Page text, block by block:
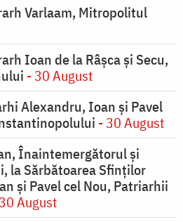
Varlaam, Mitropolitul
Ioan de la Râşca şi Secu,
- 30 August
Alexandru, Ioan şi Pavel
- 30 August
Înaintemergătorul şi
la Sărbătoarea Sfinţilor
şi Pavel cel Nou, Patriarhii
August